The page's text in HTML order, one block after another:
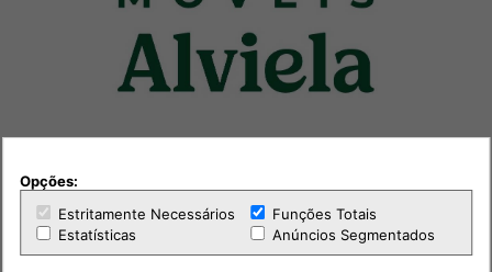
Opções:
Estritamente Necessários
Funções Totais
Estatísticas
Anúncios Segmentados